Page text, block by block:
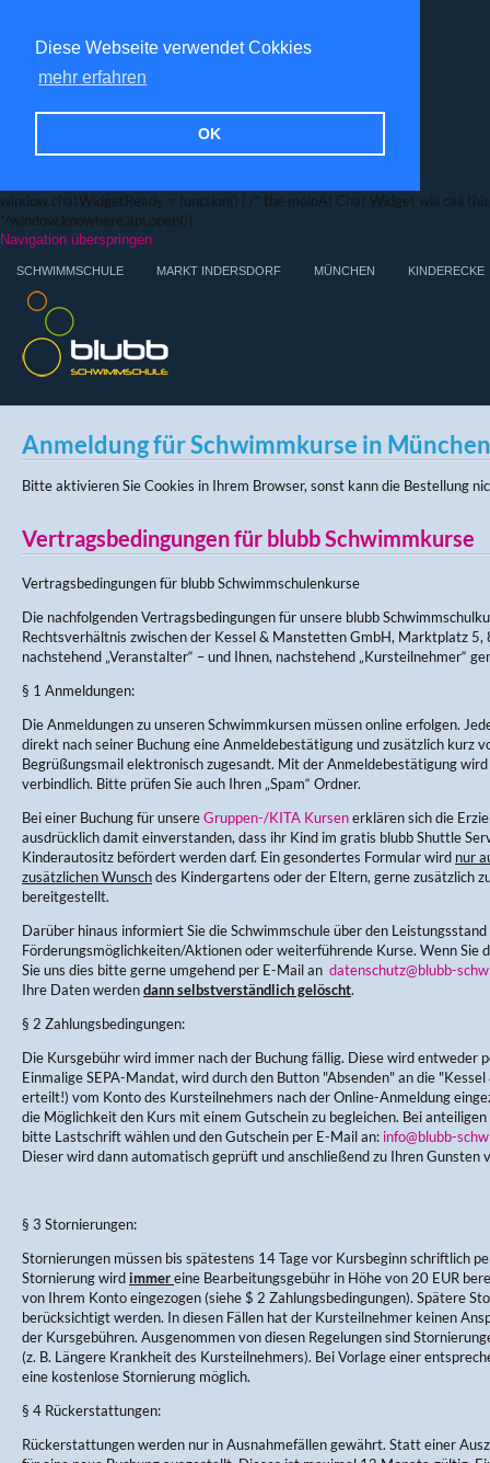
Diese Webseite verwendet Cokkies
mehr erfahren
OK
window.chatWidgetReady = function() { /* the moinAI Chat Widget will call
*/window.knowhere.api.open()}
Navigation überspringen
SCHWIMMSCHULE MARKT INDERSDORF MÜNCHEN KINDERECKE
Anmeldung für Schwimmkurse in München
Bitte aktivieren Sie Cookies in Ihrem Browser, sonst kann die Bestellung
Vertragsbedingungen für blubb Schwimmkurse
Vertragsbedingungen für blubb Schwimmschulenkurse
Die nachfolgenden Vertragsbedingungen für unsere blubb
Rechtsverhältnis zwischen der Kessel & Manstetten GmbH, Marktplatz
nachstehend „Veranstalter“ – und Ihnen, nachstehend „Kursteilnehmer“
§ 1 Anmeldungen:
Die Anmeldungen zu unseren Schwimmkursen müssen online erfolgen.
direkt nach seiner Buchung eine Anmeldebestätigung und zusätzlich kurz
Begrüßungsmail elektronisch zugesandt. Mit der Anmeldebestätigung
verbindlich. Bitte prüfen Sie auch Ihren „Spam“ Ordner.
Bei einer Buchung für unsereGruppen-/KITA Kursenerklären sich die
ausdrücklich damit einverstanden, dass ihr Kind im gratis blubb Shuttle
Kinderautositz befördert werden darf. Ein gesondertes Formular wird nur
zusätzlichen Wunschdes Kindergartens oder der Eltern, gerne zusätzlich
bereitgestellt.
Darüber hinaus informiert Sie die Schwimmschule über den
Förderungsmöglichkeiten/Aktionen oder weiterführende Kurse. Wenn Sie
Sie uns dies bitte gerne umgehend per E-Mail an datenschutz@blubb-
Ihre Daten werdendann selbstverständlich gelöscht.
§ 2 Zahlungsbedingungen:
Die Kursgebühr wird immer nach der Buchung fällig. Diese wird entweder
Einmalige SEPA-Mandat, wird durch den Button "Absenden" an die
erteilt!) vom Konto des Kursteilnehmers nach der Online-Anmeldung
die Möglichkeit den Kurs mit einem Gutschein zu begleichen. Bei
bitte Lastschrift wählen und den Gutschein per E-Mail an: info@blubb-
Dieser wird dann automatisch geprüft und anschließend zu Ihren Gunsten
§ 3 Stornierungen:
Stornierungen müssen bis spätestens 14 Tage vor Kursbeginn schriftlich
Stornierung wirdimmereine Bearbeitungsgebühr in Höhe von 20 EUR
von Ihrem Konto eingezogen (siehe $ 2 Zahlungsbedingungen). Spätere
berücksichtigt werden. In diesen Fällen hat der Kursteilnehmer keinen
der Kursgebühren. Ausgenommen von diesen Regelungen sind
(z. B. Längere Krankheit des Kursteilnehmers). Bei Vorlage einer
eine kostenlose Stornierung möglich.
§ 4 Rückerstattungen:
Rückerstattungen werden nur in Ausnahmefällen gewährt. Statt einer